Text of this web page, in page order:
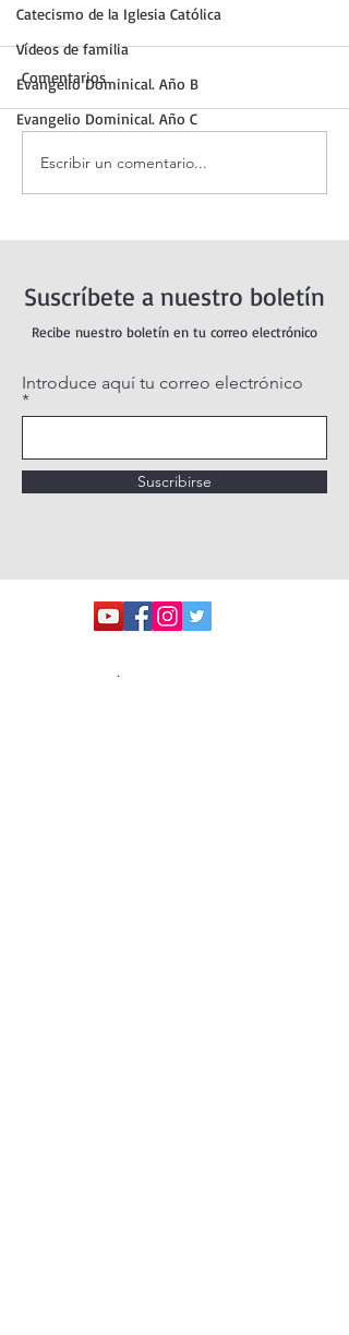
Catecismo de la Iglesia Católica
Vídeos de familia
Evangelio Dominical. Año B
Evangelio Dominical. Año C
Adoración al Santísimo en
vivo.
Comentarios
Escribir un comentario...
Suscríbete a nuestro boletín
Recibe nuestro boletín en tu correo electrónico
Introduce aquí tu correo electrónico
Suscribirse
POLÍTICA DE PRIVACIDAD